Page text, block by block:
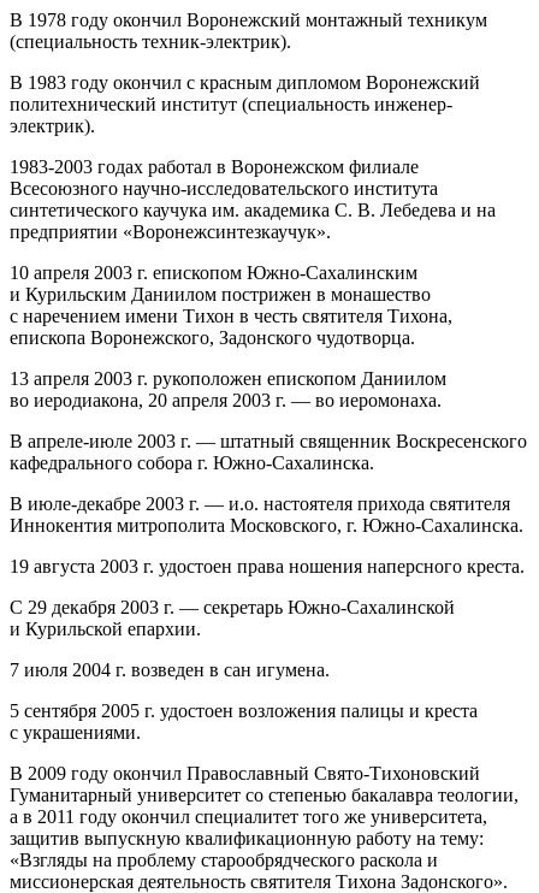
В 1978 году окончил Воронежский монтажный техникум
(специальность техник‐электрик).
В 1983 году окончил с красным дипломом Воронежский
политехнический институт (специальность инженер-
электрик).
1983-2003 годах работал в Воронежском филиале
Всесоюзного научно-исследовательского института
синтетического каучука им. академика С. В. Лебедева и на
предприятии «Воронежсинтезкаучук».
10 апреля 2003 г. епископом Южно‐Сахалинским
и Курильским Даниилом пострижен в монашество
с наречением имени Тихон в честь святителя Тихона,
епископа Воронежского, Задонского чудотворца.
13 апреля 2003 г. рукоположен епископом Даниилом
во иеродиакона, 20 апреля 2003 г. — во иеромонаха.
В апреле‐июле 2003 г. — штатный священник Воскресенского
кафедрального собора г. Южно‐Сахалинска.
В июле‐декабре 2003 г. — и.о. настоятеля прихода святителя
Иннокентия митрополита Московского, г. Южно‐Сахалинска.
19 августа 2003 г. удостоен права ношения наперсного креста.
С 29 декабря 2003 г. — секретарь Южно‐Сахалинской
и Курильской епархии.
7 июля 2004 г. возведен в сан игумена.
5 сентября 2005 г. удостоен возложения палицы и креста
с украшениями.
В 2009 году окончил Православный Свято-Тихоновский
Гуманитарный университет со степенью бакалавра теологии,
а в 2011 году окончил специалитет того же университета,
защитив выпускную квалификационную работу на тему:
«Взгляды на проблему старообрядческого раскола и
миссионерская деятельность святителя Тихона Задонского».